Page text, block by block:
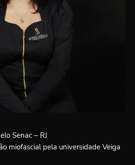
Senac – RJ
miofascial pela universidade Veiga